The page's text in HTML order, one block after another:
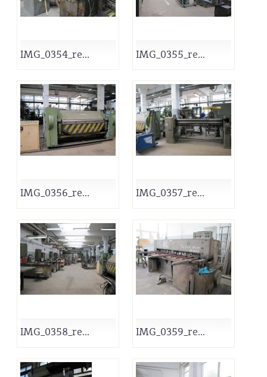
IMG_0354_re... IMG_0355_re...
IMG_0356_re... IMG_0357_re...
IMG_0358_re... IMG_0359_re...